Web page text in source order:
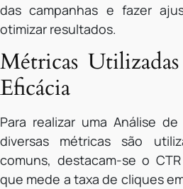
das campanhas e fazer
otimizar resultados.
Métricas
Eficácia
Para realizar uma Análise
diversas métricas são
comuns, destacam-se o
que mede a taxa de cliques